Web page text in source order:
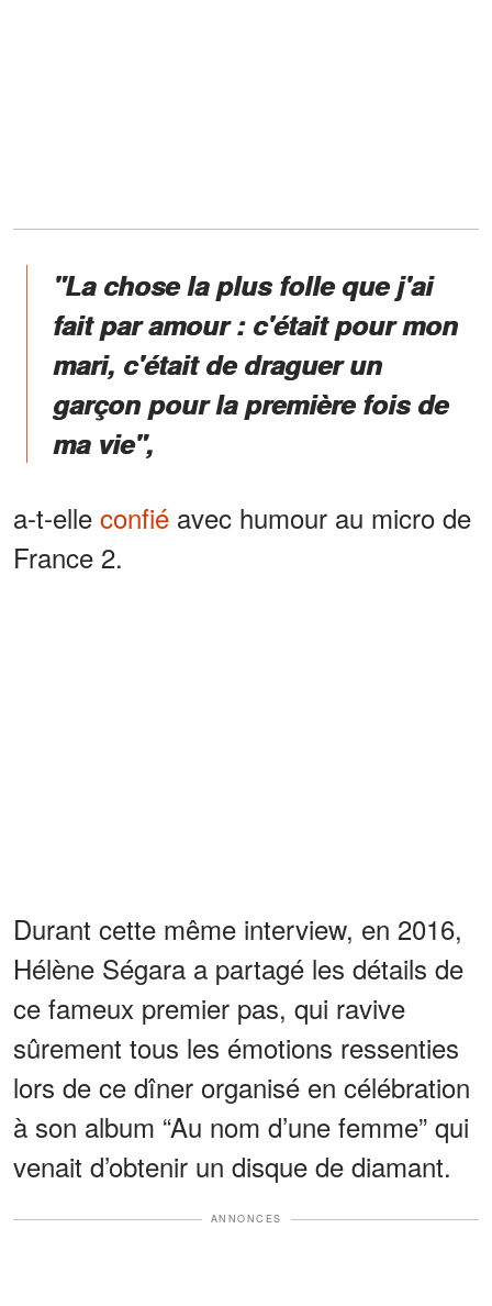
"La chose la plus folle que j'ai
fait par amour : c'était pour mon
mari, c'était de draguer un
garçon pour la première fois de
ma vie",
a-t-elle confié avec humour au micro de
France 2.
Durant cette même interview, en 2016,
Hélène Ségara a partagé les détails de
ce fameux premier pas, qui ravive
sûrement tous les émotions ressenties
lors de ce dîner organisé en célébration
à son album “Au nom d’une femme” qui
venait d’obtenir un disque de diamant.
ANNONCES